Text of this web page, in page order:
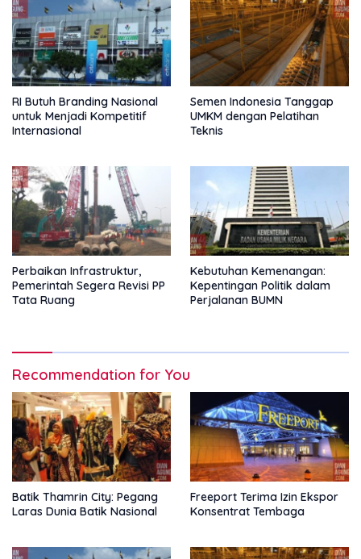
RI Butuh Branding Nasional
untuk Menjadi Kompetitif
Internasional
Semen Indonesia Tanggap
UMKM dengan Pelatihan
Teknis
Perbaikan Infrastruktur,
Pemerintah Segera Revisi PP
Tata Ruang
Kebutuhan Kemenangan:
Kepentingan Politik dalam
Perjalanan BUMN
Recommendation for You
Batik Thamrin City: Pegang
Laras Dunia Batik Nasional
Freeport Terima Izin Ekspor
Konsentrat Tembaga